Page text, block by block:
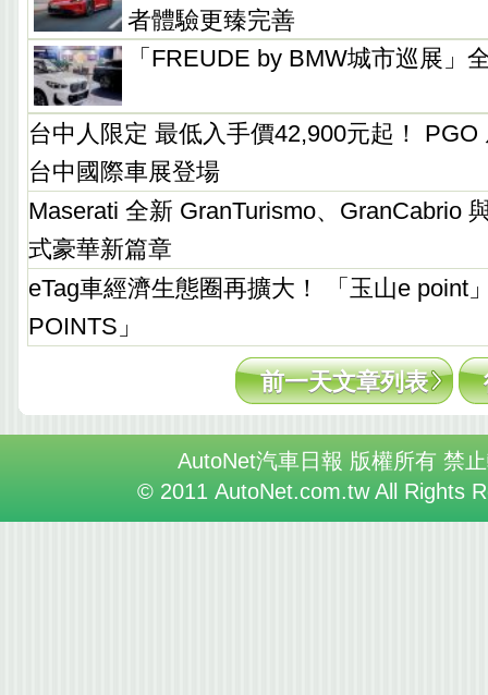
者體驗更臻完善
「FREUDE by BMW城市巡展」
台中人限定 最低入手價42,900元起！ PGO
台中國際車展登場
Maserati 全新 GranTurismo、GranCabrio
式豪華新篇章
eTag車經濟生態圈再擴大！ 「玉山e point
POINTS」
前一天文章列表
AutoNet汽車日報 版權所有 禁
© 2011 AutoNet.com.tw All Rights